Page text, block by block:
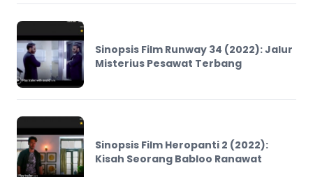
Sinopsis Film Runway 34 (2022): Jalur
Misterius Pesawat Terbang
Sinopsis Film Heropanti 2 (2022):
Kisah Seorang Babloo Ranawat